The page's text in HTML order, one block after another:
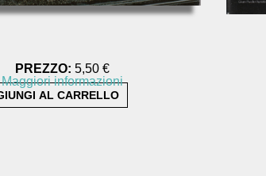
PREZZO: 5,50 €
Maggiori informazioni